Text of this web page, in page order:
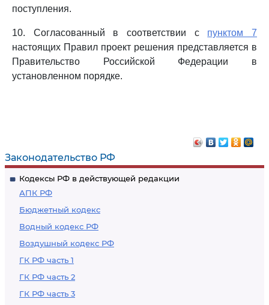
Законодательство РФ
Кодексы РФ в действующей редакции
АПК РФ
Бюджетный кодекс
Водный кодекс РФ
Воздушный кодекс РФ
ГК РФ часть 1
ГК РФ часть 2
ГК РФ часть 3
поступления.
10. Согласованный в соответствии с пунктом 7
настоящих Правил проект решения представляется в
Правительство Российской Федерации в
установленном порядке.